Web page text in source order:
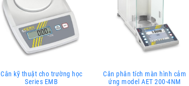
Cân kỹ thuật cho trường học
Series EMB
Cân phân tích màn hình cảm
ứng model AET 200-4NM